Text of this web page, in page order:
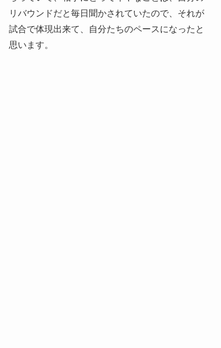
リバウンドだと毎日聞かされていたので、それが
試合で体現出来て、自分たちのペースになったと
思います。